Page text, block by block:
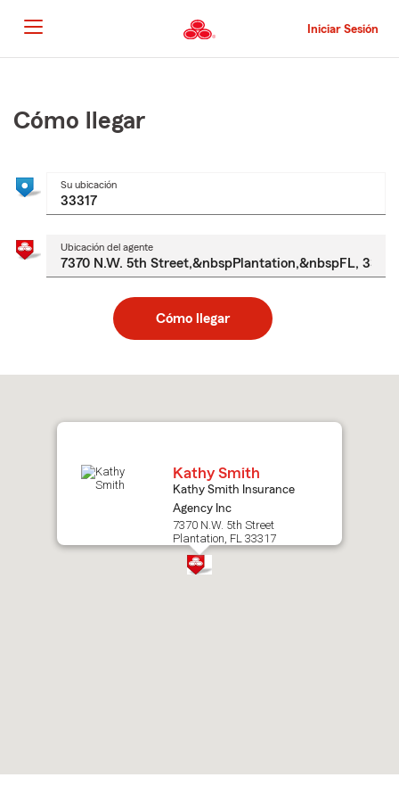
al
contenido
principal
Iniciar Sesión
principal
Cómo llegar
Su ubicación
Ubicación del agente
Cómo llegar
to
Kathy Smith
Kathy Smith Insurance
Agency Inc
7370 N.W. 5th Street
Plantation, FL 33317